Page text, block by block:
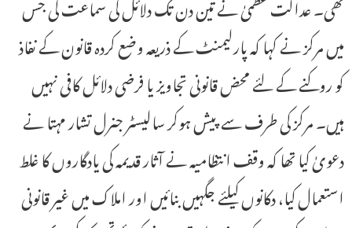
میں مرکز نے کہا کہ پارلیمنٹ کے ذریعہ وضع کردہ قانون کے نفاذ
کو روکنے کے لئے محض قانونی تجاویز یا فرضی دلائل کافی نہیں
ہیں۔ مرکز کی طرف سے پیش ہوکر سالیسٹر جنرل تشار مہتا نے
دعویٰ کیا تھا کہ وقف انتظامیہ نے آثار قدیمہ کی یادگاروں کا غلط
استعمال کیا، دکانوں کیلئے جگہیں بنائیں اور املاک میں غیر قانونی